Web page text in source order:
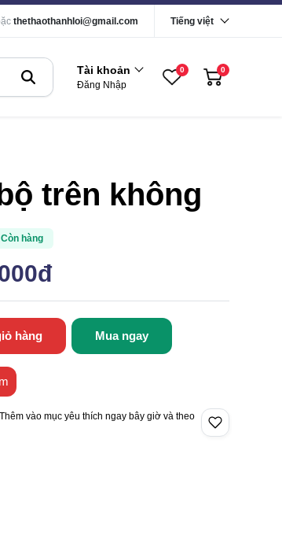
thethaothanhloi@gmail.com Tiếng việt
Tài khoản
Đăng Nhập
0 0
trên không
Còn hàng
hàng Mua ngay
vào mục yêu thích ngay bây giờ và theo